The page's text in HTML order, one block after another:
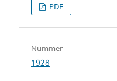
PDF
Nummer
1928